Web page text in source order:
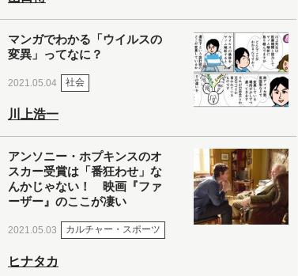
マンガでわかる「ウイルスの
変異」ってなに？
2021.05.04 社会
川上浩一
アンソニー・ホプキンスのオ
スカー受賞は「番狂わせ」な
んかじゃない！ 映画『ファ
ーザー』のここが凄い
2021.05.03 カルチャー・スポーツ
ヒナタカ